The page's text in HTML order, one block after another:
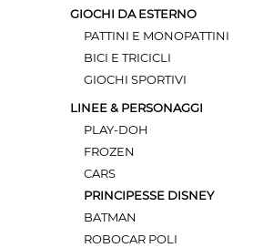
GIOCHI DA ESTERNO
PATTINI E MONOPATTINI
BICI E TRICICLI
GIOCHI SPORTIVI
LINEE & PERSONAGGI
PLAY-DOH
FROZEN
CARS
PRINCIPESSE DISNEY
BATMAN
ROBOCAR POLI